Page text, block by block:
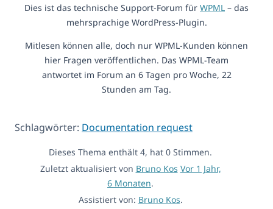
Dies ist das technische Support-Forum für WPML – das
mehrsprachige WordPress-Plugin.
Mitlesen können alle, doch nur WPML-Kunden können
hier Fragen veröffentlichen. Das WPML-Team
antwortet im Forum an 6 Tagen pro Woche, 22
Stunden am Tag.
Schlagwörter: Documentation request
Dieses Thema enthält 4, hat 0 Stimmen.
Zuletzt aktualisiert von Bruno Kos Vor 1 Jahr,
6 Monaten.
Assistiert von: Bruno Kos.